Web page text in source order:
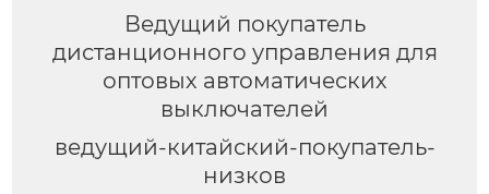
Ведущий покупатель
дистанционного управления для
оптовых автоматических
выключателей
ведущий-китайский-покупатель-
низков